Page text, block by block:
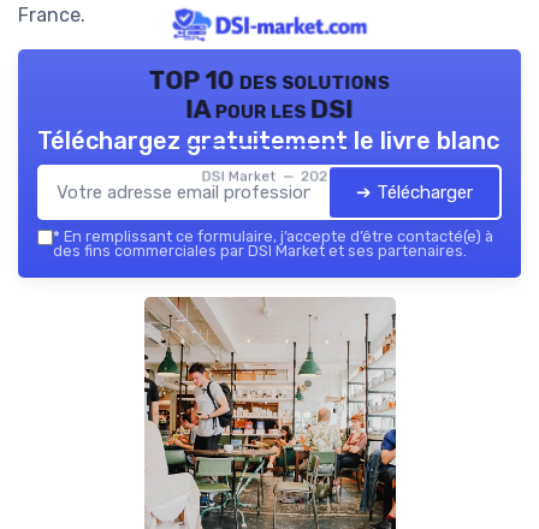
France.
TOP 10 des solutions
IA pour les DSI
DSI Market — 2026
Téléchargez gratuitement le livre blanc
➔ Télécharger
* En remplissant ce formulaire, j’accepte d’être contacté(e) à
des fins commerciales par DSI Market et ses partenaires.